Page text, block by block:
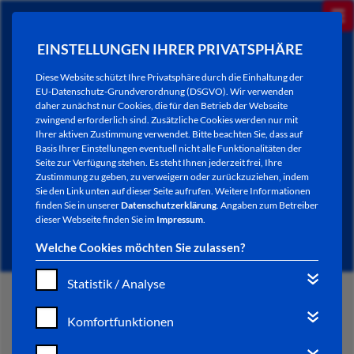
EINSTELLUNGEN IHRER PRIVATSPHÄRE
Diese Website schützt Ihre Privatsphäre durch die Einhaltung der
EU-Datenschutz-Grundverordnung (DSGVO). Wir verwenden
daher zunächst nur Cookies, die für den Betrieb der Webseite
zwingend erforderlich sind. Zusätzliche Cookies werden nur mit
Ihrer aktiven Zustimmung verwendet. Bitte beachten Sie, dass auf
Basis Ihrer Einstellungen eventuell nicht alle Funktionalitäten der
Seite zur Verfügung stehen. Es steht Ihnen jederzeit frei, Ihre
Zustimmung zu geben, zu verweigern oder zurückzuziehen, indem
Sie den Link unten auf dieser Seite aufrufen. Weitere Informationen
finden Sie in unsererDatenschutzerklärung. Angaben zum Betreiber
dieser Webseite finden Sie im Impressum.
Welche Cookies möchten Sie zulassen?
Statistik / Analyse
Komfortfunktionen
NEWSLETTER / CITY LETTER
START